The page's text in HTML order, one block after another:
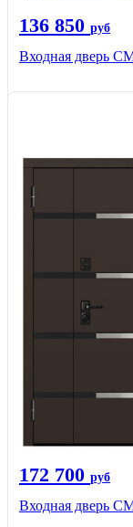
136 850 руб
Входная дверь
172 700 руб
Входная дверь